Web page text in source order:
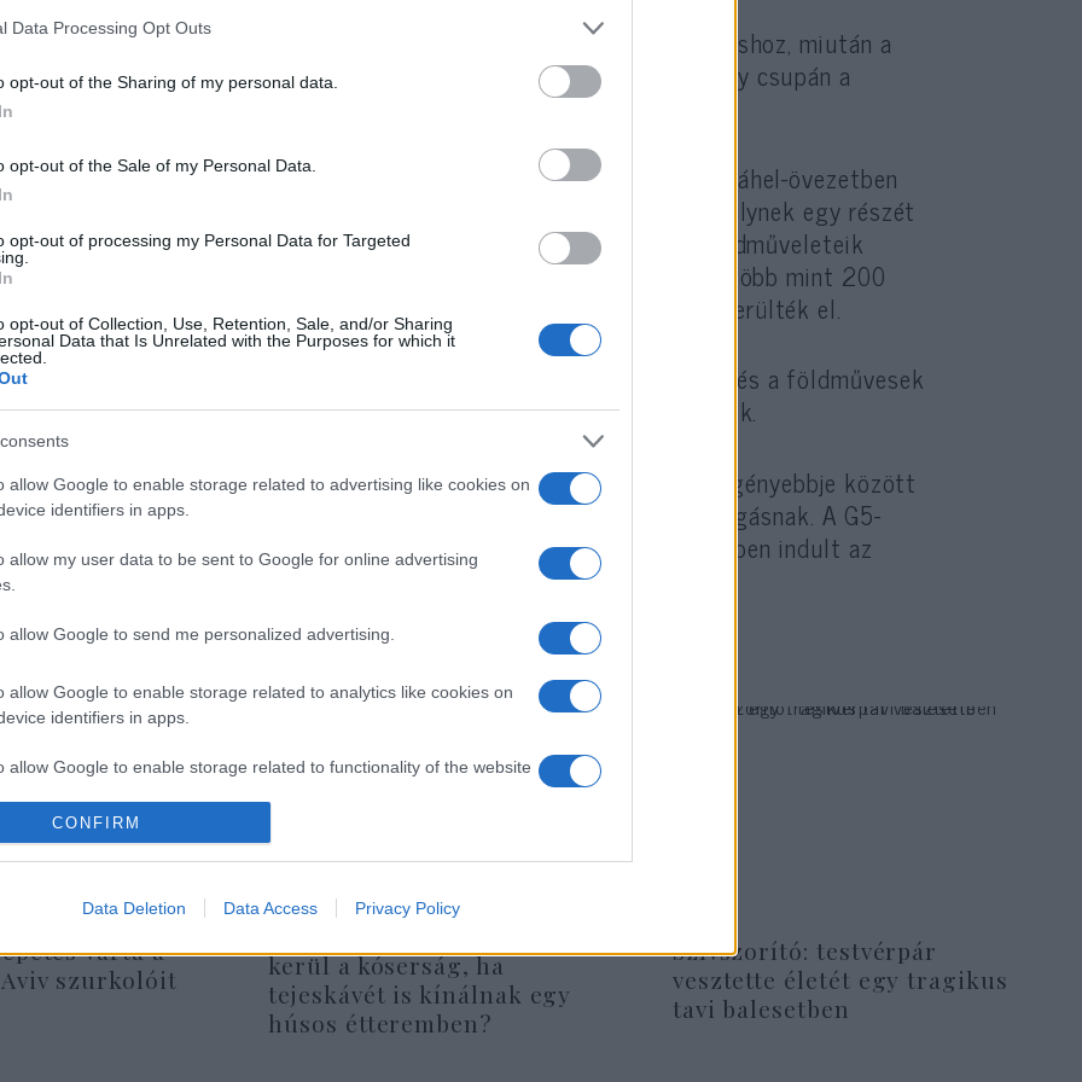
Data Processing Opt Outs
opt-out of the Sharing of my personal data.
opt-out of the Sale of my Personal Data.
opt-out of processing my Personal Data for Targeted
opt-out of Collection, Use, Retention, Sale, and/or Sharing
Data that Is Unrelated with the Purposes for which it
allow Google to enable storage related to advertising like cookies on
identifiers in apps.
allow my user data to be sent to Google for online advertising
allow Google to send me personalized advertising.
allow Google to enable storage related to analytics like cookies on
identifiers in apps.
allow Google to enable storage related to functionality of the website
allow Google to enable storage related to personalization.
allow Google to enable storage related to security, including
functionality and fraud prevention, and other user protection.
CONFIRM
Data Deletion Data Access Privacy Policy
körülbelül 120 ezren nem jutnak megfelelő egészségügyi ellátáshoz, miután a
központok az erőszak sújtotta területen bezártak vagy csupán a
feladatokat képesek ellátni.
„partvidékének” nevezhető, Mauritániától Szudánig húzódó Száhel-övezetben
Burkina Fasóban hónapokkal ezelőtt újra fellángolt az erőszak, amelynek egy részét
csoportok számlájára írnak. A biztonsági erők rendszeres hadműveleteik
képtelenek kordában tartani a szélsőségeseket, akik 2016 óta több mint 200
követtek el. A támadások a fővárost, Ouagadougout sem kerülték el.
Faso más térségeiben gyakoriak az összecsapások a pásztorok és a földművesek
Az összetűzések miatt a helyiek innen is menekülni kényszerültek.
20 milliós ország az ENSZ adatai szerint a világ tíz legszegényebbje között
Burkina Faso tagja egy öt országból álló regionális katonai összefogásnak. A G5-
Burkina Faso, Csád, Mali, Mauritánia és Niger részvételével 2017-ben indult az
fenyegetés felszámolására.
várta a
szurkolóit
kerül a kóserság, ha
tejeskávét is kínálnak egy
húsos étteremben?
Szívszorító: testvérpár
vesztette életét egy tragikus
tavi balesetben